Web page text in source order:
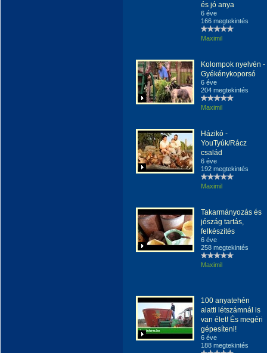
és jó anya
6 éve
166 megtekintés
Maximil
Kolompok nyelvén -
Gyékénykoporsó
6 éve
204 megtekintés
Maximil
Házikó -
YouTyúk/Rácz
család
6 éve
192 megtekintés
Maximil
Takarmányozás és
jószág tartás,
felkészítés
6 éve
258 megtekintés
Maximil
100 anyatehén
alatti létszámnál is
van élet! És megéri
gépesíteni!
6 éve
188 megtekintés